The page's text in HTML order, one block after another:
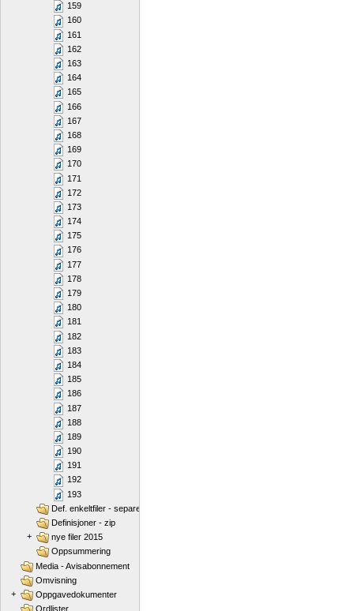
159
160
161
162
163
164
165
166
167
168
169
170
171
172
173
174
175
176
177
178
179
180
181
182
183
184
185
186
187
188
189
190
191
192
193
Def. enkeltfiler - separert
Definisjoner - zip
+
nye filer 2015
Oppsummering
Media - Avisabonnement
Omvisning
+
Oppgavedokumenter
Ordlister